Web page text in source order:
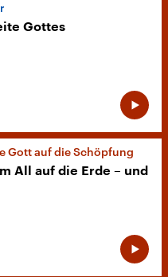
Gottes
Gott auf die Schöpfung
All auf die Erde – und